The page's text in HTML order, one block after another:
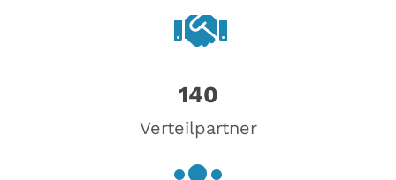
140
Verteilpartner